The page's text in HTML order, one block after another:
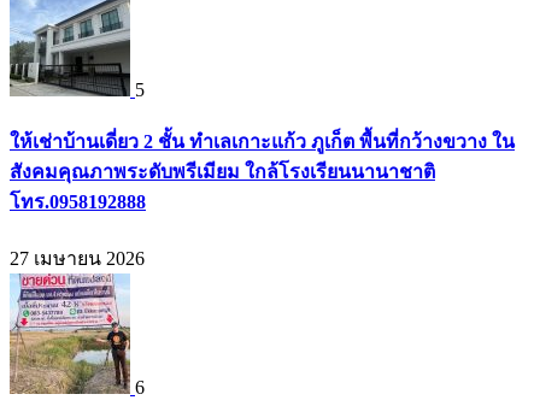
5
ให้เช่าบ้านเดี่ยว 2 ชั้น ทำเลเกาะแก้ว ภูเก็ต พื้นที่กว้างขวาง ใน
สังคมคุณภาพระดับพรีเมียม ใกล้โรงเรียนนานาชาติ
โทร.0958192888
27 เมษายน 2026
6